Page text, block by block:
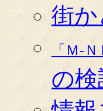
街
「Ｍ-
の検